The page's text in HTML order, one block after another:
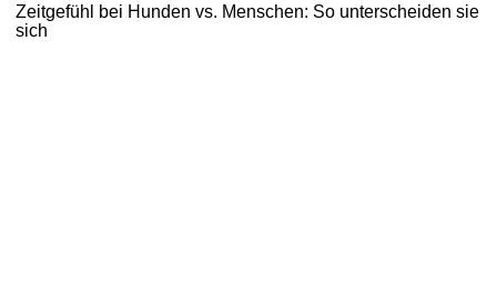
Zeitgefühl bei Hunden vs. Menschen: So unterscheiden sie
sich